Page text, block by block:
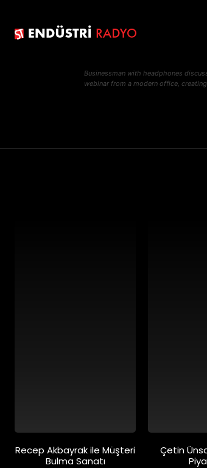
Businessman with headphones
webinar from a modern office,
Recep Akbayrak ile Müşteri
Bulma Sanatı
Çetin